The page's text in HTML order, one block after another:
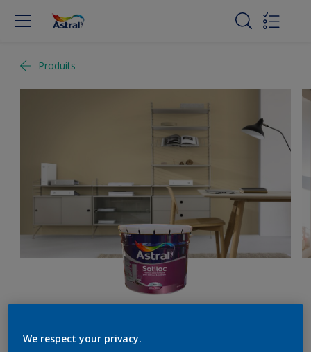
Produits
We respect your privacy.